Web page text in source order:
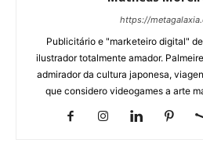
https://
Publicitário e "marketeiro digital"
ilustrador totalmente amador.
admirador da cultura japonesa,
que considero videogames a arte